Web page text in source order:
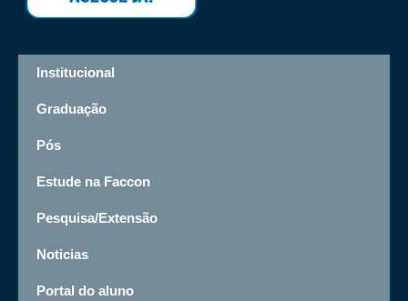
Institucional
Graduação
Pós
Estude na Faccon
Pesquisa/Extensão
Noticias
Portal do aluno